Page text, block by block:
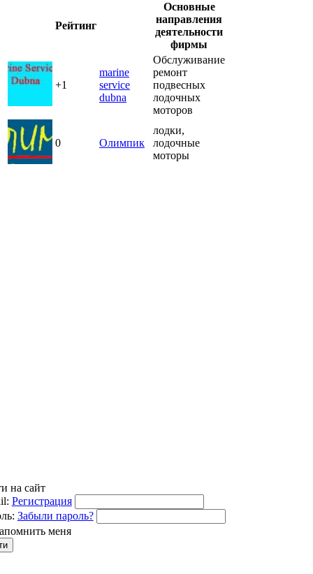
Рейтинг
Основные
направления
деятельности
фирмы
+1
marine
service
dubna
Обслуживание
ремонт
подвесных
лодочных
моторов
0 Олимпик
лодки,
лодочные
моторы
на сайт
Регистрация
Забыли пароль?
меня